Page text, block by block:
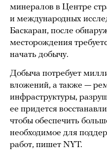
минералов в Центре
и международных
Баскаран, после
месторождения
начать добычу.
Добыча потребует
вложений, а также —
инфраструктуры,
ее придется
чтобы обеспечить
необходимое для
работ, пишет NYT.